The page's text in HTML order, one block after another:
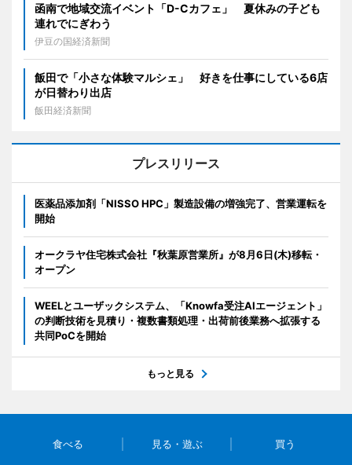
函南で地域交流イベント「D-Cカフェ」 夏休みの子ども
連れでにぎわう
伊豆の国経済新聞
飯田で「小さな体験マルシェ」 好きを仕事にしている6店
が日替わり出店
飯田経済新聞
プレスリリース
医薬品添加剤「NISSO HPC」製造設備の増強完了、営業運転を
開始
オークラヤ住宅株式会社『秋葉原営業所』が8月6日(木)移転・
オープン
WEELとユーザックシステム、「Knowfa受注AIエージェント」
の判断技術を見積り・複数書類処理・出荷前後業務へ拡張する
共同PoCを開始
もっと見る
食べる 見る・遊ぶ 買う